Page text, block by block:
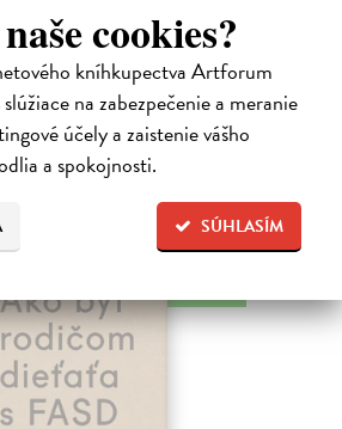
cookies?
kníhkupectva Artforum
na zabezpečenie a meranie
účely a zaistenie vášho
a spokojnosti.
SÚHLASÍM
pedagogika